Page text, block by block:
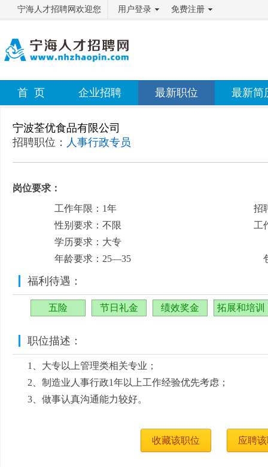
宁海人才招聘网欢迎您 用户登录 免费注册
首 页 企业招聘 最新职位 最新简
宁波荃优食品有限公司
招聘职位： 人事行政专员
岗位要求：
工作年限：1年
性别要求：不限
学历要求：大专
年龄要求：25—35
招
工
福利待遇：
五险 节日礼金 绩效奖金 拓展和培训
职位描述：
1、大专以上管理类相关专业；
2、制造业人事行政1年以上工作经验优先考虑；
3、做事认真沟通能力较好。
收藏该职位 应聘